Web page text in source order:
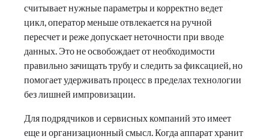
считывает нужные параметры и корректно ведет
цикл, оператор меньше отвлекается на ручной
пересчет и реже допускает неточности при вводе
данных. Это не освобождает от необходимости
правильно зачищать трубу и следить за фиксацией, но
помогает удерживать процесс в пределах технологии
без лишней импровизации.
Для подрядчиков и сервисных компаний это имеет
еще и организационный смысл. Когда аппарат хранит